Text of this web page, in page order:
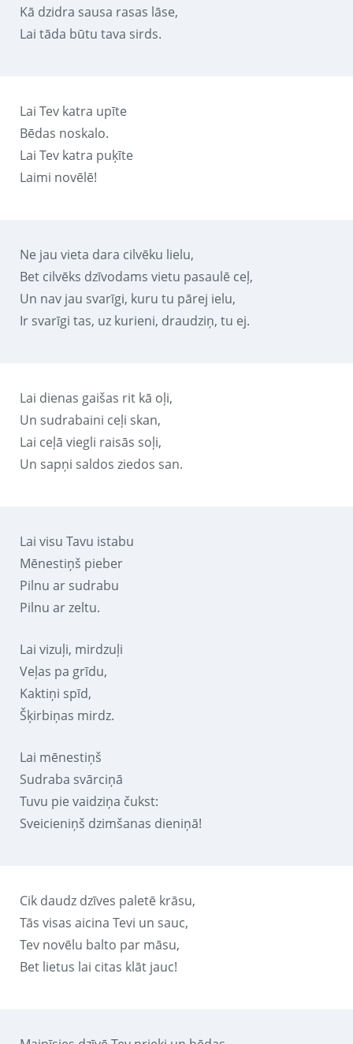
Kā dzidra sausa rasas lāse,
Lai tāda būtu tava sirds.
Lai Tev katra upīte
Bēdas noskalo.
Lai Tev katra puķīte
Laimi novēlē!
Ne jau vieta dara cilvēku lielu,
Bet cilvēks dzīvodams vietu pasaulē ceļ,
Un nav jau svarīgi, kuru tu pārej ielu,
Ir svarīgi tas, uz kurieni, draudziņ, tu ej.
Lai dienas gaišas rit kā oļi,
Un sudrabaini ceļi skan,
Lai ceļā viegli raisās soļi,
Un sapņi saldos ziedos san.
Lai visu Tavu istabu
Mēnestiņš pieber
Pilnu ar sudrabu
Pilnu ar zeltu.
Lai vizuļi, mirdzuļi
Veļas pa grīdu,
Kaktiņi spīd,
Šķirbiņas mirdz.
Lai mēnestiņš
Sudraba svārciņā
Tuvu pie vaidziņa čukst:
Sveicieniņš dzimšanas dieniņā!
Cik daudz dzīves paletē krāsu,
Tās visas aicina Tevi un sauc,
Tev novēlu balto par māsu,
Bet lietus lai citas klāt jauc!